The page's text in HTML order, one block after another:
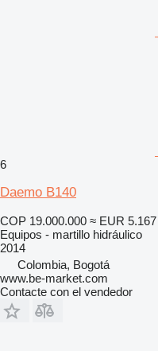
6
Daemo B140
COP 19.000.000 ≈ EUR 5.167
Equipos - martillo hidráulico
2014
Colombia, Bogotá
www.be-market.com
Contacte con el vendedor